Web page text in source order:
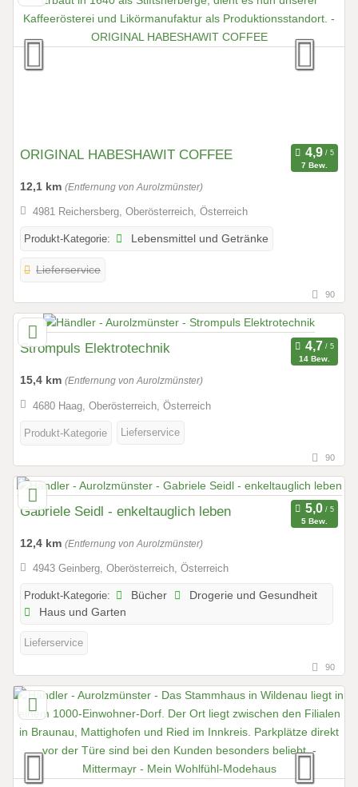
ORIGINAL HABESHAWIT COFFEE
7 Bew.
12,1 km (Entfernung von Aurolzmünster)
4981 Reichersberg, Oberösterreich, Österreich
Produkt-Kategorie: Lebensmittel und Getränke
Lieferservice
90
Strompuls Elektrotechnik
14 Bew.
15,4 km (Entfernung von Aurolzmünster)
4680 Haag, Oberösterreich, Österreich
Produkt-Kategorie Lieferservice
90
Gabriele Seidl - enkeltauglich leben
5 Bew.
12,4 km (Entfernung von Aurolzmünster)
4943 Geinberg, Oberösterreich, Österreich
Produkt-Kategorie: Bücher
Drogerie und Gesundheit
Haus und Garten
Lieferservice
90